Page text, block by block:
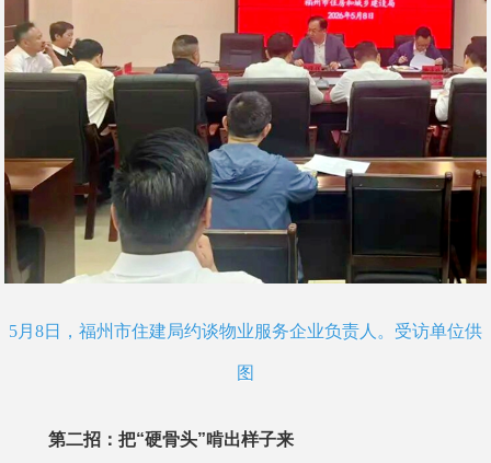
5月8日，福州市住建局约谈物业服务企业负责人。受访单位供
图
第二招：把“硬骨头”啃出样子来